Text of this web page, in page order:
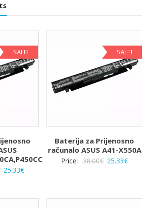
SALE!
Izvorna
25.33€Trenutna
SALE!
Baterija za Prijenosno
računalo ASUS A41-X550A
Price: 38.00€ Izvorna
je:
25.33€
25.33€.